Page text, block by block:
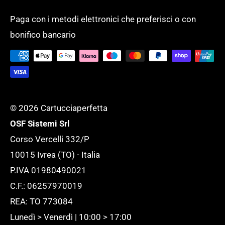
completo di oltre 50.000 prodotti per
supportare l'ufficio ed adattarlo ad ogni
esigenza.
SERVIZI GENERALI
Tempi di evasione
Tutte le novità
Paga con i metodi elettronici che preferisci o con
bonifico bancario
© 2026 Cartucciaperfetta
OSF Sistemi Srl
Corso Vercelli 332/P
10015 Ivrea (TO) - Italia
P.IVA 01980490021
C.F.: 06257970019
REA: TO 773084
Lunedì > Venerdì | 10:00 > 17:00